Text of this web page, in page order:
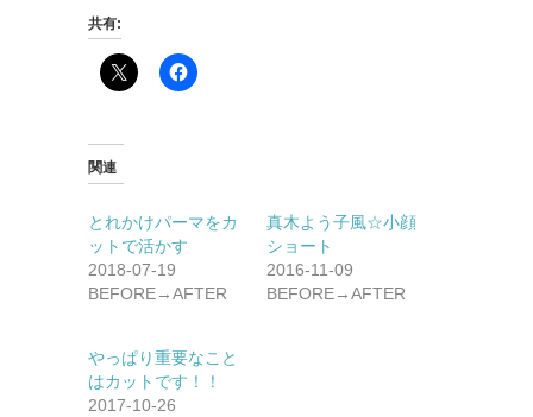
共有:
関連
とれかけパーマをカ
ットで活かす
2018-07-19
BEFORE→AFTER
真木よう子風☆小顔
ショート
2016-11-09
BEFORE→AFTER
やっぱり重要なこと
はカットです！！
2017-10-26